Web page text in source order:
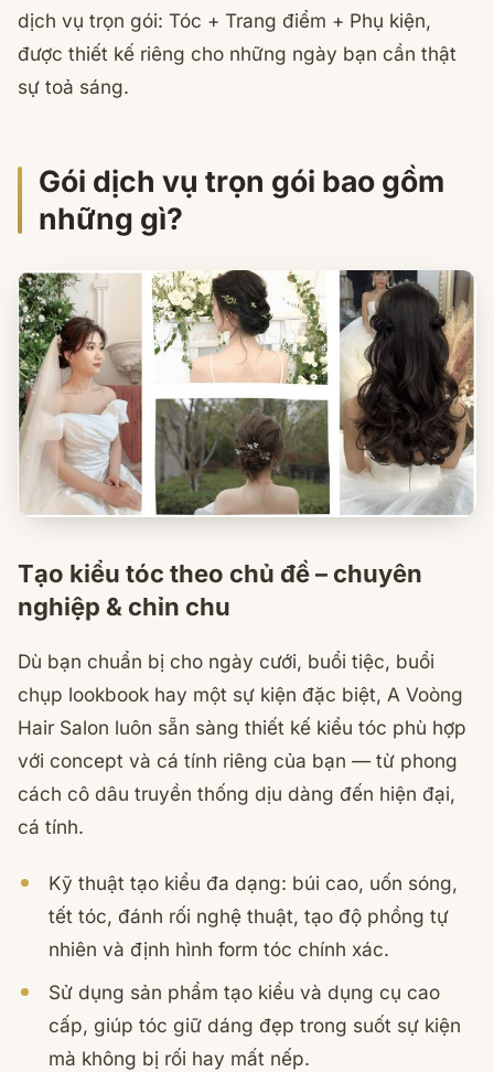
dịch vụ trọn gói: Tóc + Trang điểm + Phụ kiện,
được thiết kế riêng cho những ngày bạn cần thật
sự toả sáng.
Gói dịch vụ trọn gói bao gồm
những gì?
Tạo kiểu tóc theo chủ đề – chuyên
nghiệp & chỉn chu
Dù bạn chuẩn bị cho ngày cưới, buổi tiệc, buổi
chụp lookbook hay một sự kiện đặc biệt, A Voòng
Hair Salon luôn sẵn sàng thiết kế kiểu tóc phù hợp
với concept và cá tính riêng của bạn — từ phong
cách cô dâu truyền thống dịu dàng đến hiện đại,
cá tính.
Kỹ thuật tạo kiểu đa dạng: búi cao, uốn sóng,
tết tóc, đánh rối nghệ thuật, tạo độ phồng tự
nhiên và định hình form tóc chính xác.
Sử dụng sản phẩm tạo kiểu và dụng cụ cao
cấp, giúp tóc giữ dáng đẹp trong suốt sự kiện
mà không bị rối hay mất nếp.